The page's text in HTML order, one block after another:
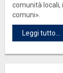
comunità locali,
comuni».
Leggi tutto...